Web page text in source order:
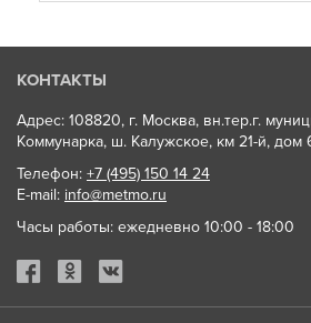
КОНТАКТЫ
Адрес: 108820, г. Москва, вн.тер.г.
Коммунарка, ш. Калужское, км 21-й, дом
Телефон: +7 (495) 150 14 24
E-mail: info@metmo.ru
Часы работы: ежедневно 10:00 - 18:00